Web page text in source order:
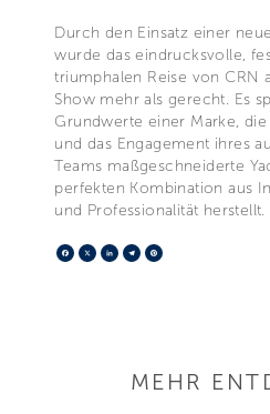
Durch den Einsatz einer
wurde das eindrucksvolle,
triumphalen Reise von CRN
Show mehr als gerecht. Es
Grundwerte einer Marke,
und das Engagement ihres
Teams maßgeschneiderte
perfekten Kombination aus
und Professionalität herstellt.
Facebook
X LinkedIn
Telegram
MEHR